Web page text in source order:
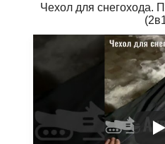
Чехол для снегохода.